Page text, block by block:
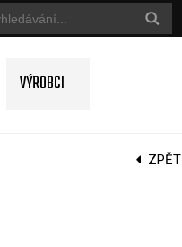
VÝROBCI
ZPĚT